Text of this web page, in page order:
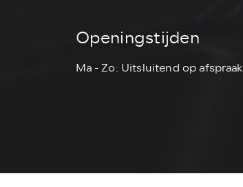
Openingstijden
Ma - Zo: Uitsluitend op afspraak